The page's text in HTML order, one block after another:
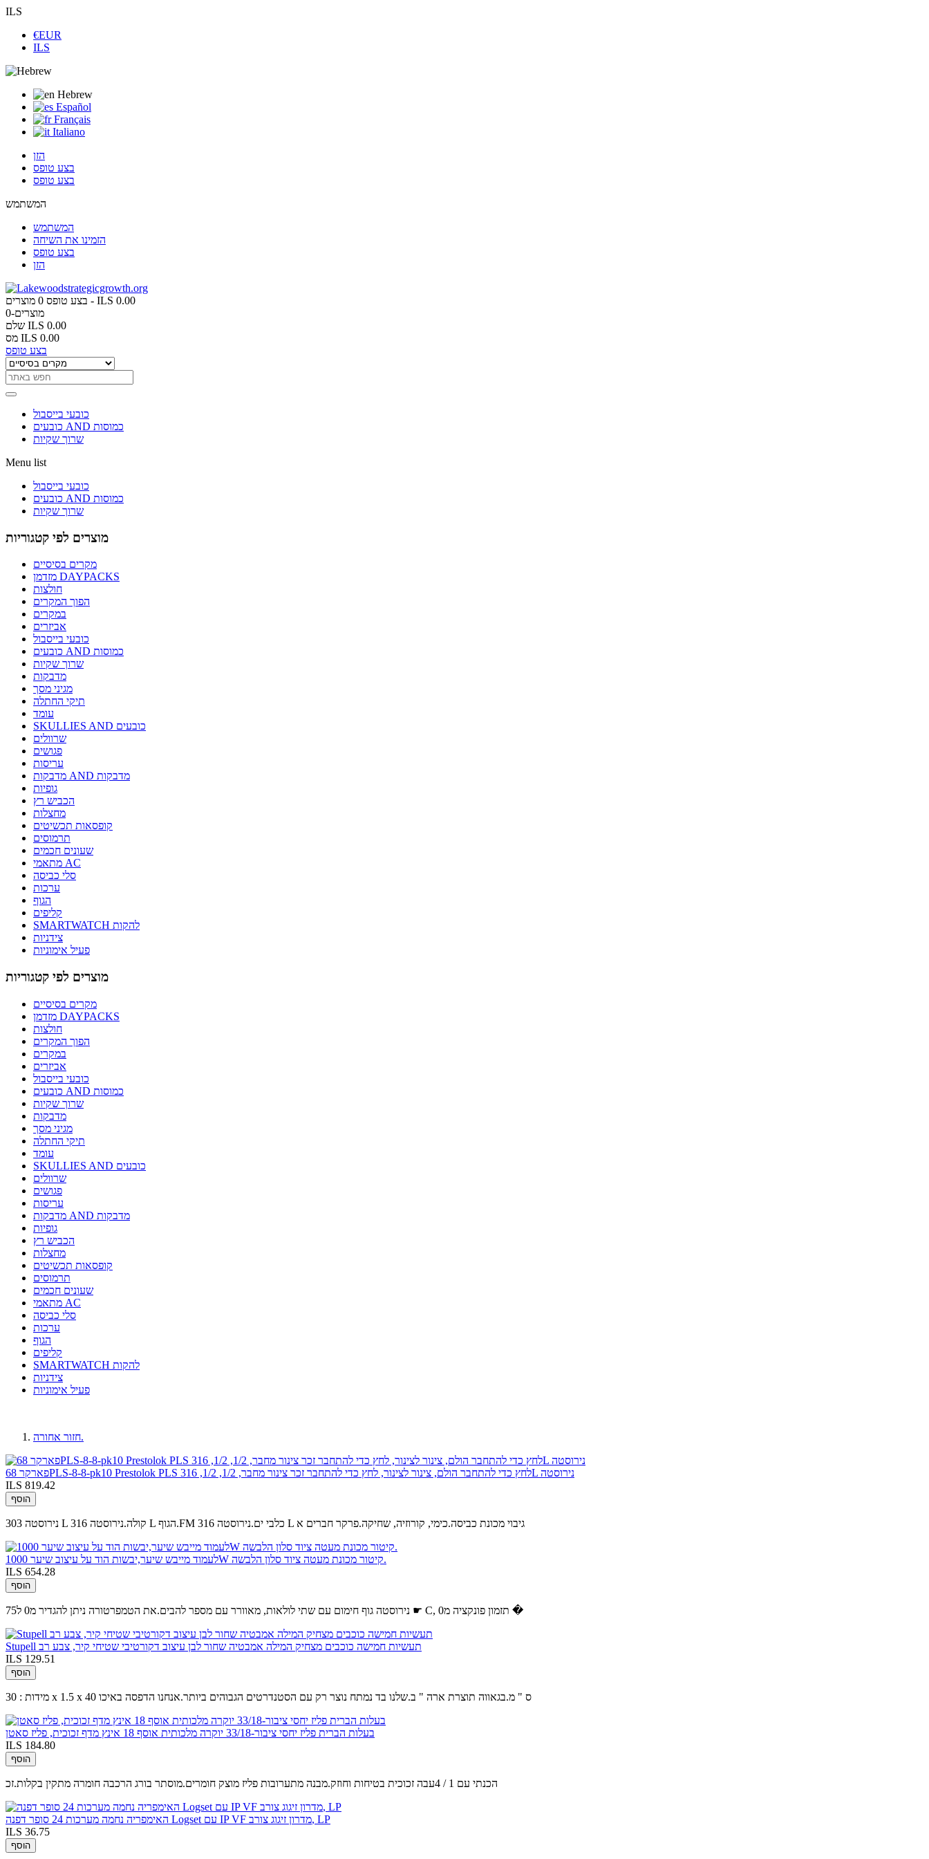
ILS
€EUR
ILS
Hebrew
Español
Français
Italiano
הזן
בצע טופס
בצע טופס
המשתמש
המשתמש
הזמינו את השיחה
בצע טופס
הזן
בצע טופס 0 מוצרים - ILS 0.00
0-מוצרים
שלם ILS 0.00
מס ILS 0.00
בצע טופס
כובעי בייסבול
כובעים AND כמוסות
שרוך שקיות
Menu list
כובעי בייסבול
כובעים AND כמוסות
שרוך שקיות
מוצרים לפי קטגוריות
מקרים בסיסיים
מזדמן DAYPACKS
חולצות
הפוך המקרים
במקרים
אביזרים
כובעי בייסבול
כובעים AND כמוסות
שרוך שקיות
מדבקות
מגיני מסך
תיקי החתלה
עומד
SKULLIES AND כובעים
שרוולים
פגושים
עריסות
מדבקות AND מדבקות
גופיות
הכביש רץ
מחצלות
קופסאות תכשיטים
תרמוסים
שעונים חכמים
מתאמי AC
סלי כביסה
ערכות
הגוף
קליפים
SMARTWATCH להקות
צידניות
פעיל אימוניות
מוצרים לפי קטגוריות
מקרים בסיסיים
מזדמן DAYPACKS
חולצות
הפוך המקרים
במקרים
אביזרים
כובעי בייסבול
כובעים AND כמוסות
שרוך שקיות
מדבקות
מגיני מסך
תיקי החתלה
עומד
SKULLIES AND כובעים
שרוולים
פגושים
עריסות
מדבקות AND מדבקות
גופיות
הכביש רץ
מחצלות
קופסאות תכשיטים
תרמוסים
שעונים חכמים
מתאמי AC
סלי כביסה
ערכות
הגוף
קליפים
SMARTWATCH להקות
צידניות
פעיל אימוניות
חזור אחורה.
פארקר 68PLS-8-8-pk10 Prestolok PLS לחץ כדי להתחבר הולם, צינור לצינור, לחץ כדי להתחבר זכר צינור מחבר, 1/2, 1/2, 316L נירוסטה
ILS 819.42
הוסף
נירוסטה 303 L קולה.נירוסטה 316 L הגוף.FM כלבי ים.נירוסטה 316 L גיבוי מכונת כביסה.כימי, קורוזיה, שחיקה.פרקר חברים א
לעמוד מייבש שיער,יבשות הוד על עיצוב שיער 1000W קיטור מכונת מעטה ציוד סלון הלבשה.
ILS 654.28
הוסף
נירוסטה גוף חימום עם שתי לולאות, מאוורר עם מספר להבים.את הטמפרטורה ניתן להגדיר מ0 ל75 ☛ C, תזמון פונקציה מ0 �
Stupell תעשיות חמישה כוכבים מצחיק המילה אמבטיה שחור לבן עיצוב דקורטיבי שטיחי קיר, צבע רב
ILS 129.51
הוסף
מידות : 30 x 1.5 x 40 ס " מ.בגאווה תוצרת ארה " ב.שלנו בד נמתח נוצר רק עם הסטנדרטים הגבוהים ביותר.אנחנו הדפסה באיכו
בעלות הברית פליז יחסי ציבור-33/18 יוקרה מלכותית אוסף 18 אינץ מדף זכוכית, פליז סאטן
ILS 184.80
הוסף
הכנתי עם 1 / 4עבה זכוכית בטיחות וחוזק.מבנה מתערובות פליז מוצק חומרים.מוסתר בורג הרכבה חומרה מתקין בקלות.זכ
האימפריה נחמה מערכות 24 סופר דפנה Logset עם IP VF מדרון זיגוג צורב, LP
ILS 36.75
הוסף